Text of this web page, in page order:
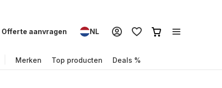
Offerte aanvragen NL
Merken Top producten Deals %